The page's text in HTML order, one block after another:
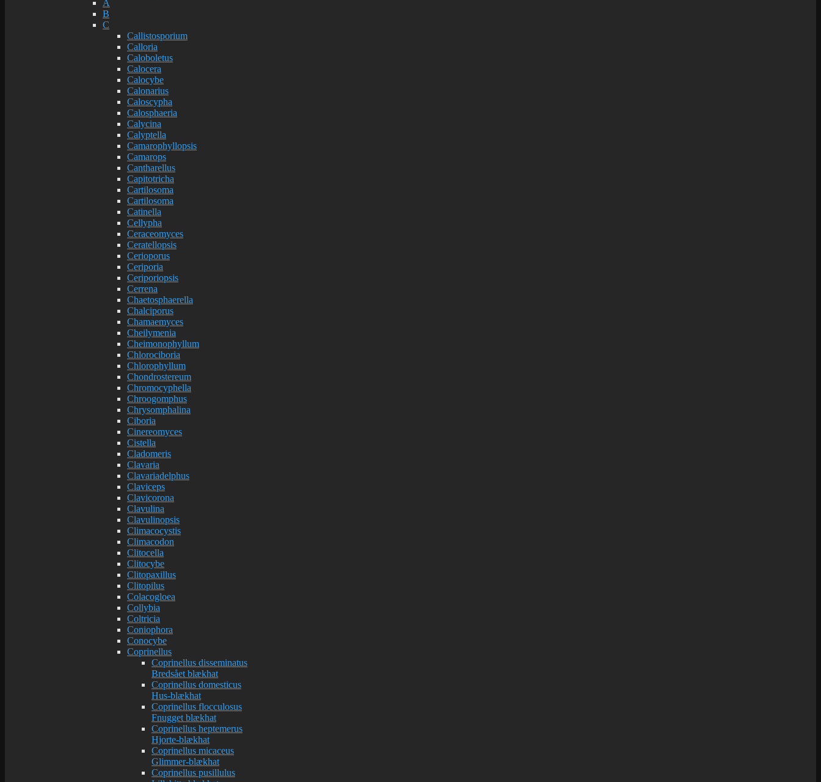
A
B
C
Callistosporium
Calloria
Caloboletus
Calocera
Calocybe
Calonarius
Caloscypha
Calosphaeria
Calycina
Calyptella
Camarophyllopsis
Camarops
Cantharellus
Capitotricha
Cartilosoma
Cartilosoma
Catinella
Cellypha
Ceraceomyces
Ceratellopsis
Cerioporus
Ceriporia
Ceriporiopsis
Cerrena
Chaetosphaerella
Chalciporus
Chamaemyces
Cheilymenia
Cheimonophyllum
Chlorociboria
Chlorophyllum
Chondrostereum
Chromocyphella
Chroogomphus
Chrysomphalina
Ciboria
Cinereomyces
Cistella
Cladomeris
Clavaria
Clavariadelphus
Claviceps
Clavicorona
Clavulina
Clavulinopsis
Climacocystis
Climacodon
Clitocella
Clitocybe
Clitopaxillus
Clitopilus
Colacogloea
Collybia
Coltricia
Coniophora
Conocybe
Coprinellus
Coprinellus disseminatus
Bredsået blækhat
Coprinellus domesticus
Hus-blækhat
Coprinellus flocculosus
Fnugget blækhat
Coprinellus heptemerus
Hjorte-blækhat
Coprinellus micaceus
Glimmer-blækhat
Coprinellus pusillulus